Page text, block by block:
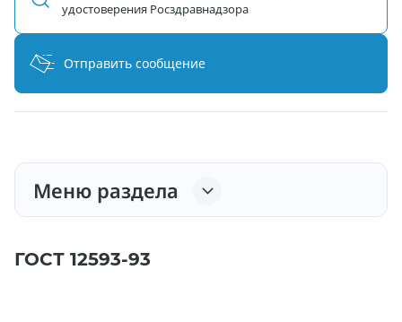
удостоверения Росздравнадзора
Отправить сообщение
Меню раздела
ГОСТ 12593-93